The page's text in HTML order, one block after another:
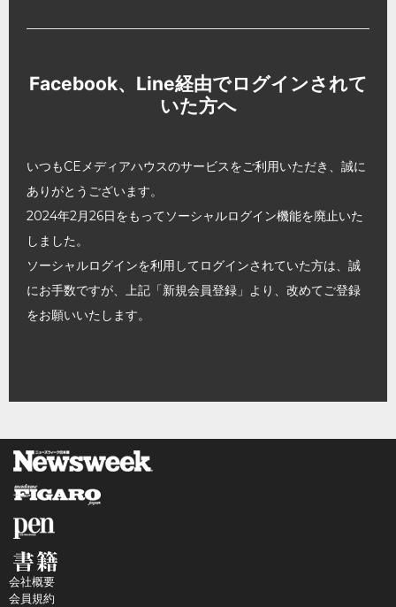
Facebook、Line経由でログインされて
いた方へ
いつもCEメディアハウスのサービスをご利用いただき、誠に
ありがとうございます。
2024年2月26日をもってソーシャルログイン機能を廃止いた
しました。
ソーシャルログインを利用してログインされていた方は、誠
にお手数ですが、上記「新規会員登録」より、改めてご登録
をお願いいたします。
会社概要
会員規約